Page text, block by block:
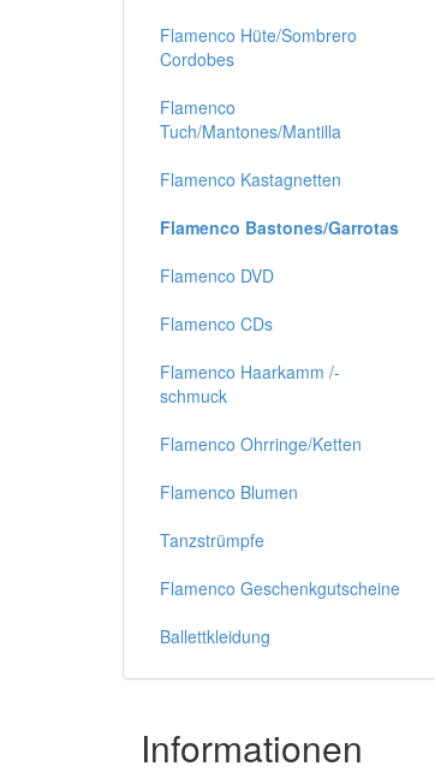
Flamenco Hüte/Sombrero
Cordobes
Flamenco
Tuch/Mantones/Mantilla
Flamenco Kastagnetten
Flamenco Bastones/Garrotas
Flamenco DVD
Flamenco CDs
Flamenco Haarkamm /-
schmuck
Flamenco Ohrringe/Ketten
Flamenco Blumen
Tanzstrümpfe
Flamenco Geschenkgutscheine
Ballettkleidung
Informationen